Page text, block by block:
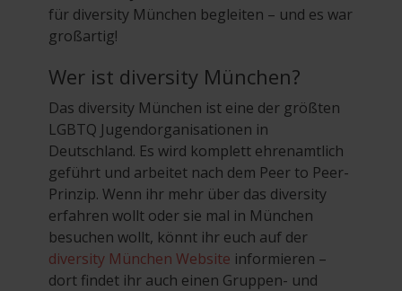
für diversity München begleiten – und es war
großartig!
Wer ist diversity München?
Das diversity München ist eine der größten
LGBTQ Jugendorganisationen in
Deutschland. Es wird komplett ehrenamtlich
geführt und arbeitet nach dem Peer to Peer-
Prinzip. Wenn ihr mehr über das diversity
erfahren wollt oder sie mal in München
besuchen wollt, könnt ihr euch auf der
diversity München Website informieren –
dort findet ihr auch einen Gruppen- und